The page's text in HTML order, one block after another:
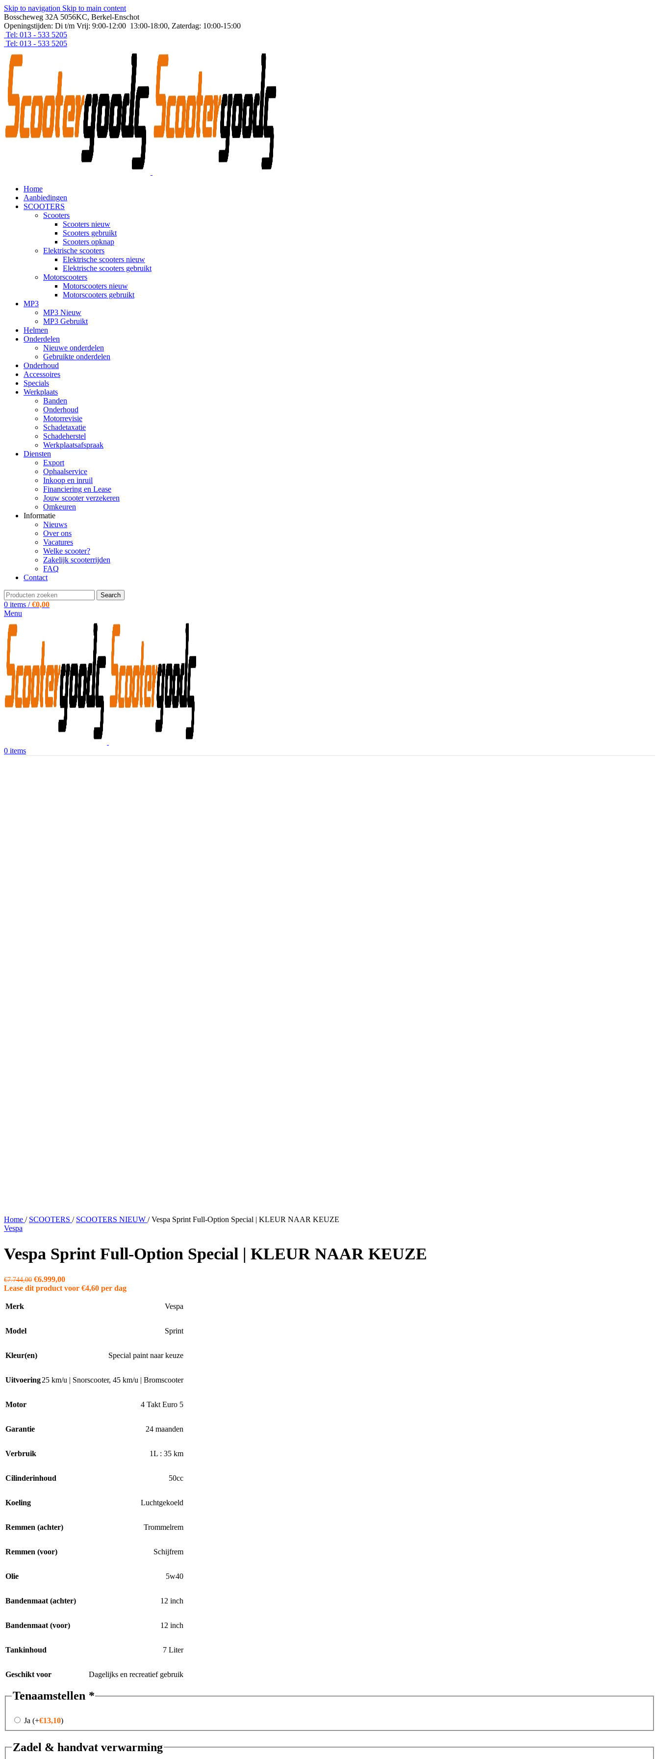
Skip to navigation Skip to main content
Bosscheweg 32A 5056KC, Berkel-Enschot
Openingstijden: Di t/m Vrij: 9:00-12:00 13:00-18:00, Zaterdag: 10:00-15:00
Tel: 013 - 533 5205
Tel: 013 - 533 5205
Home
Aanbiedingen
SCOOTERS
Scooters
Scooters nieuw
Scooters gebruikt
Scooters opknap
Elektrische scooters
Elektrische scooters nieuw
Elektrische scooters gebruikt
Motorscooters
Motorscooters nieuw
Motorscooters gebruikt
MP3
MP3 Nieuw
MP3 Gebruikt
Helmen
Onderdelen
Nieuwe onderdelen
Gebruikte onderdelen
Onderhoud
Accessoires
Specials
Werkplaats
Banden
Onderhoud
Motorrevisie
Schadetaxatie
Schadeherstel
Werkplaatsafspraak
Diensten
Export
Ophaalservice
Inkoop en inruil
Financiering en Lease
Jouw scooter verzekeren
Omkeuren
Informatie
Nieuws
Over ons
Vacatures
Welke scooter?
Zakelijk scooterrijden
FAQ
Contact
Search
0 items / €0,00
Menu
0 items
Home / SCOOTERS / SCOOTERS NIEUW / Vespa Sprint Full-Option Special | KLEUR NAAR KEUZE
Vespa
Vespa Sprint Full-Option Special | KLEUR NAAR KEUZE
€7.744,00 Oorspronkelijke
prijs
€6.999,00Huidige
prijs
Lease dit product voor €4,60 per dag
Merk Vespa
Model Sprint
Kleur(en) Special paint naar keuze
Uitvoering25 km/u | Snorscooter, 45 km/u | Bromscooter
Motor 4 Takt Euro 5
Garantie 24 maanden
Verbruik 1L : 35 km
Cilinderinhoud 50cc
Koeling Luchtgekoeld
Remmen (achter) Trommelrem
Remmen (voor) Schijfrem
Olie 5w40
Bandenmaat (achter) 12 inch
Bandenmaat (voor) 12 inch
Tankinhoud 7 Liter
Geschikt voor Dagelijks en recreatief gebruik
Tenaamstellen *
Ja (+€13,10)
Zadel & handvat verwarming